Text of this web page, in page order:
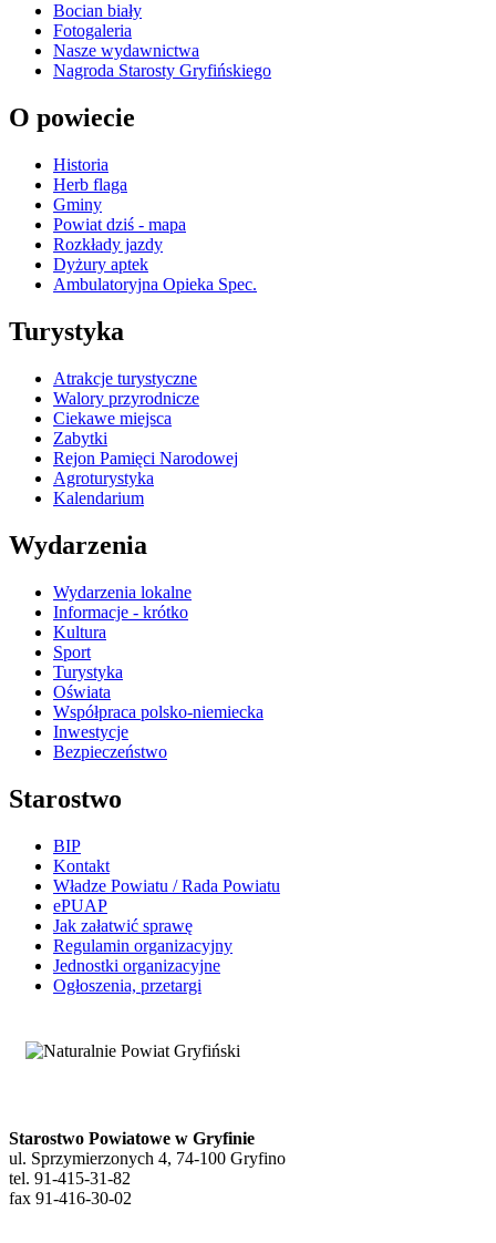
Bocian biały
Fotogaleria
Nasze wydawnictwa
Nagroda Starosty Gryfińskiego
O powiecie
Historia
Herb flaga
Gminy
Powiat dziś - mapa
Rozkłady jazdy
Dyżury aptek
Ambulatoryjna Opieka Spec.
Turystyka
Atrakcje turystyczne
Walory przyrodnicze
Ciekawe miejsca
Zabytki
Rejon Pamięci Narodowej
Agroturystyka
Kalendarium
Wydarzenia
Wydarzenia lokalne
Informacje - krótko
Kultura
Sport
Turystyka
Oświata
Współpraca polsko-niemiecka
Inwestycje
Bezpieczeństwo
Starostwo
BIP
Kontakt
Władze Powiatu / Rada Powiatu
ePUAP
Jak załatwić sprawę
Regulamin organizacyjny
Jednostki organizacyjne
Ogłoszenia, przetargi
Starostwo Powiatowe w Gryfinie
ul. Sprzymierzonych 4, 74-100 Gryfino
tel. 91-415-31-82
fax 91-416-30-02